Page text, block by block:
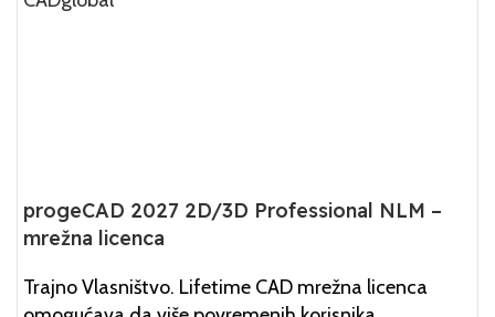
progeCAD 2027 2D/3D Professional NLM –
mrežna licenca
Trajno Vlasništvo. Lifetime CAD mrežna licenca